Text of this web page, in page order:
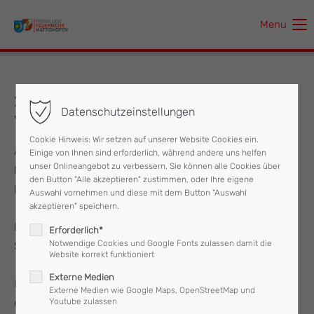
Der Eintrag "offcanvas-col1" existiert leider nicht.
Der Eintrag "offcanvas-col3" existiert leider nicht.
Der Eintrag "offcanvas-col4" existiert leider nicht.
Menu
27.06.2020 Freimachen von
Verkehrswegen
Am Samstag, dem 27. Juni 2020 wurde die Feuerwehr
Mattighofen um 23:48 Uhr telefonisch von der
Landeswarnzentrale Linz alarmiert.
Ein Anrufer meldete einen umgestürzten Baum, der eine
Straße blockiert.
Umgehend rückten vier Mann der Feuerwehr aus, um sich
ein Bild der Lage zu machen:
Datenschutzeinstellungen
Cookie Hinweis: Wir setzen auf unserer Website Cookies ein.
Einige von Ihnen sind erforderlich, während andere uns helfen
unser Onlineangebot zu verbessern. Sie können alle Cookies über
den Button "Alle akzeptieren" zustimmen, oder Ihre eigene
Auswahl vornehmen und diese mit dem Button "Auswahl
akzeptieren" speichern.
Erforderlich*
Notwendige Cookies und Google Fonts zulassen damit die
Website korrekt funktioniert
Externe Medien
Externe Medien wie Google Maps, OpenStreetMap und
Youtube zulassen